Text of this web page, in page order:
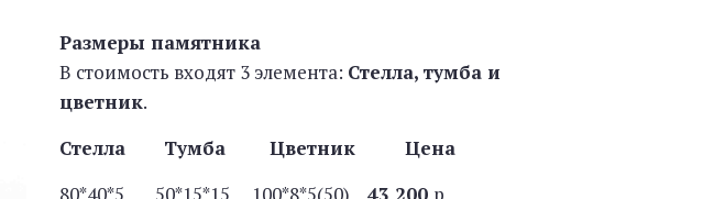
Размеры памятника
В стоимость входят 3 элемента: Стелла, тумба и
цветник.
Стелла Тумба Цветник Цена